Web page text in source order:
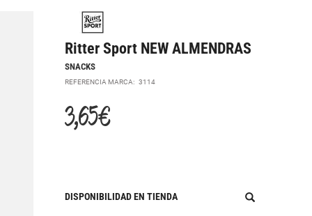
Ritter Sport NEW ALMENDRAS
SNACKS
REFERENCIA MARCA:3114
3,65 €
DISPONIBILIDAD EN TIENDA